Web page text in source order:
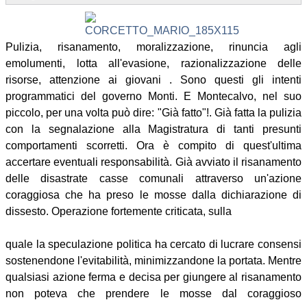
Pulizia, risanamento, moralizzazione, rinuncia agli
emolumenti, lotta all'evasione, razionalizzazione delle
risorse, attenzione ai giovani . Sono questi gli intenti
programmatici del governo Monti. E Montecalvo, nel suo
piccolo, per una volta può dire: "Già fatto"!. Già fatta la pulizia
con la segnalazione alla Magistratura di tanti presunti
comportamenti scorretti. Ora è compito di quest'ultima
accertare eventuali responsabilità. Già avviato il risanamento
delle disastrate casse comunali attraverso un'azione
coraggiosa che ha preso le mosse dalla dichiarazione di
dissesto. Operazione fortemente criticata, sulla
quale la speculazione politica ha cercato di lucrare consensi
sostenendone l'evitabilità, minimizzandone la portata. Mentre
qualsiasi azione ferma e decisa per giungere al risanamento
non poteva che prendere le mosse dal coraggioso